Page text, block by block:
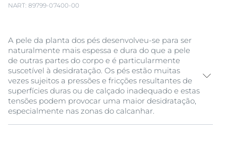
NART: 89799-07400-00
A pele da planta dos pés desenvolveu-se para ser
naturalmente mais espessa e dura do que a pele
de outras partes do corpo e é particularmente
suscetível à desidratação. Os pés estão muitas
vezes sujeitos a pressões e fricções resultantes de
superfícies duras ou de calçado inadequado e estas
tensões podem provocar uma maior desidratação,
especialmente nas zonas do calcanhar.